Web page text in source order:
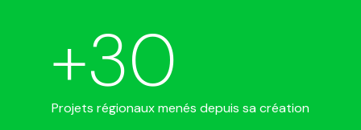
Projets régionaux menés depuis sa création
+30